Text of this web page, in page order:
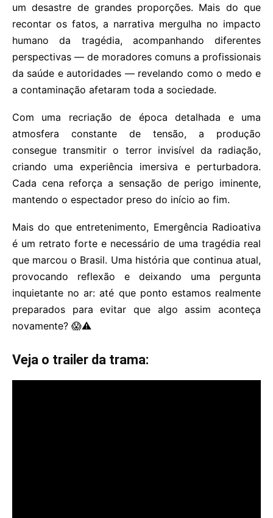
um desastre de grandes proporções. Mais do que
recontar os fatos, a narrativa mergulha no impacto
humano da tragédia, acompanhando diferentes
perspectivas — de moradores comuns a profissionais
da saúde e autoridades — revelando como o medo e
a contaminação afetaram toda a sociedade.
Com uma recriação de época detalhada e uma
atmosfera constante de tensão, a produção
consegue transmitir o terror invisível da radiação,
criando uma experiência imersiva e perturbadora.
Cada cena reforça a sensação de perigo iminente,
mantendo o espectador preso do início ao fim.
Mais do que entretenimento, Emergência Radioativa
é um retrato forte e necessário de uma tragédia real
que marcou o Brasil. Uma história que continua atual,
provocando reflexão e deixando uma pergunta
inquietante no ar: até que ponto estamos realmente
preparados para evitar que algo assim aconteça
novamente? 😱⚠️
Veja o trailer da trama: